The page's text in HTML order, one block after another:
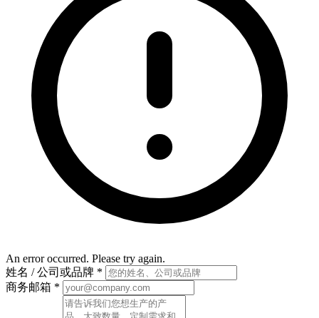
An error occurred. Please try again.
姓名 / 公司或品牌 *
商务邮箱 *